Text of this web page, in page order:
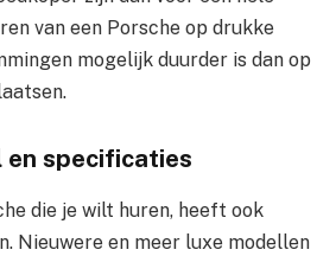
van een Porsche op drukke
mogelijk duurder is dan op
en specificaties
die je wilt huren, heeft ook
Nieuwere en meer luxe modellen